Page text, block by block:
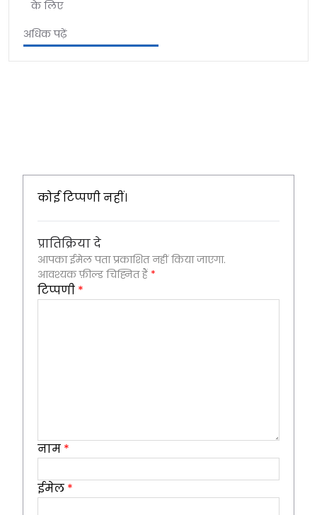
के लिए
अधिक पढ़ें
कोई टिप्पणी नहीं।
प्रातिक्रिया दे
आपका ईमेल पता प्रकाशित नहीं किया जाएगा.
आवश्यक फ़ील्ड चिह्नित हैं *
टिप्पणी *
नाम *
ईमेल *